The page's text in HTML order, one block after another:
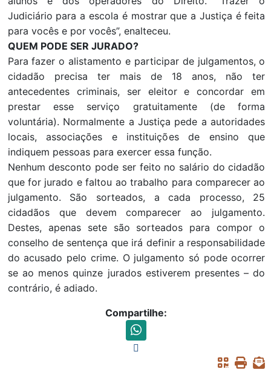
Judiciário para a escola é mostrar que a Justiça é feita
para vocês e por vocês”, enalteceu.
QUEM PODE SER JURADO?
Para fazer o alistamento e participar de julgamentos, o
cidadão precisa ter mais de 18 anos, não ter
antecedentes criminais, ser eleitor e concordar em
prestar esse serviço gratuitamente (de forma
voluntária). Normalmente a Justiça pede a autoridades
locais, associações e instituições de ensino que
indiquem pessoas para exercer essa função.
Nenhum desconto pode ser feito no salário do cidadão
que for jurado e faltou ao trabalho para comparecer ao
julgamento. São sorteados, a cada processo, 25
cidadãos que devem comparecer ao julgamento.
Destes, apenas sete são sorteados para compor o
conselho de sentença que irá definir a responsabilidade
do acusado pelo crime. O julgamento só pode ocorrer
se ao menos quinze jurados estiverem presentes – do
contrário, é adiado.
Compartilhe: